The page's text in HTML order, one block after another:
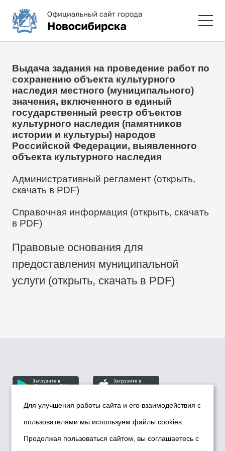
Выдача задания на проведение работ по
сохранению объекта культурного
наследия местного (муниципального)
значения, включенного в единый
государственный реестр объектов
культурного наследия (памятников
истории и культуры) народов
Российской Федерации, выявленного
объекта культурного наследия
Административный регламент (открыть,
скачать в PDF)
Справочная информация (открыть, скачать
в PDF)
Правовые основания для
предоставления муниципальной
услуги (открыть, скачать в PDF)
© Департамент информационной политики мэрии
города Новосибирска, 2026
Для улучшения работы сайта и его взаимодействия с
пользователями мы используем файлы cookies.
Продолжая пользоваться сайтом, вы соглашаетесь с